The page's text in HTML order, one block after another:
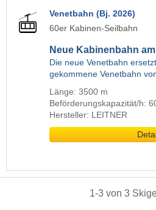
Venetbahn (Bj. 2026)
60er Kabinen-Seilbahn
Neue Kabinenbahn
Die neue Venetbahn
gekommene Venetbahn
Länge: 3500 m
Beförderungskapazität/h:
Hersteller: LEITNER
1-3von 3